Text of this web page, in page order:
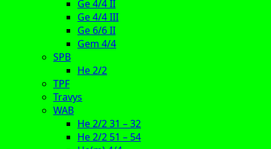
Ge 4/4 II
Ge 4/4 III
Ge 6/6 II
Gem 4/4
SPB
He 2/2
TPF
Travys
WAB
He 2/2 31 – 32
He 2/2 51 – 54